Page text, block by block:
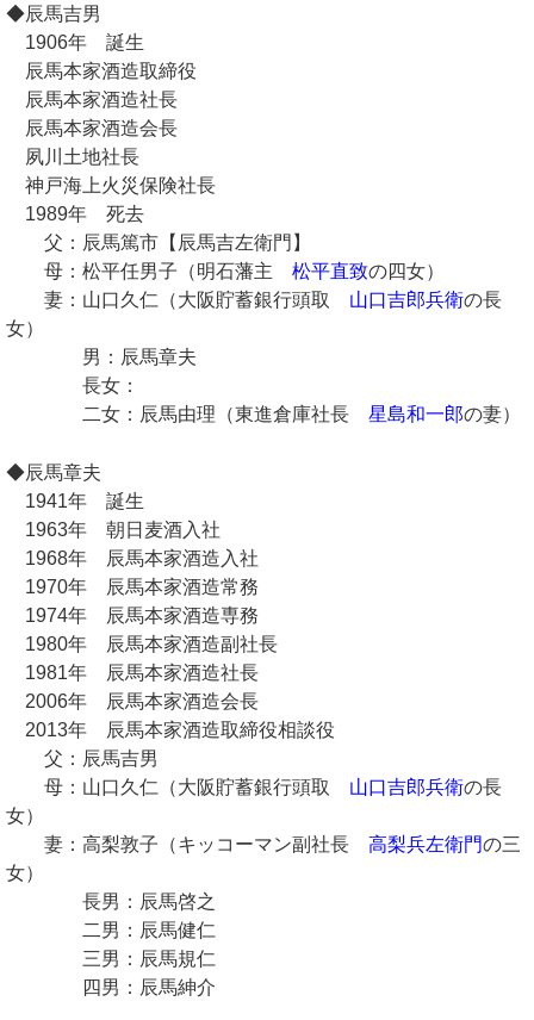
◆辰馬吉男
1906年 誕生
辰馬本家酒造取締役
辰馬本家酒造社長
辰馬本家酒造会長
夙川土地社長
神戸海上火災保険社長
1989年 死去
父：辰馬篤市【辰馬吉左衛門】
母：松平任男子（明石藩主 松平直致の四女）
妻：山口久仁（大阪貯蓄銀行頭取 山口吉郎兵衛の長
女）
男：辰馬章夫
長女：
二女：辰馬由理（東進倉庫社長 星島和一郎の妻）
◆辰馬章夫
1941年 誕生
1963年 朝日麦酒入社
1968年 辰馬本家酒造入社
1970年 辰馬本家酒造常務
1974年 辰馬本家酒造専務
1980年 辰馬本家酒造副社長
1981年 辰馬本家酒造社長
2006年 辰馬本家酒造会長
2013年 辰馬本家酒造取締役相談役
父：辰馬吉男
母：山口久仁（大阪貯蓄銀行頭取 山口吉郎兵衛の長
女）
妻：高梨敦子（キッコーマン副社長 高梨兵左衛門の三
女）
長男：辰馬啓之
二男：辰馬健仁
三男：辰馬規仁
四男：辰馬紳介